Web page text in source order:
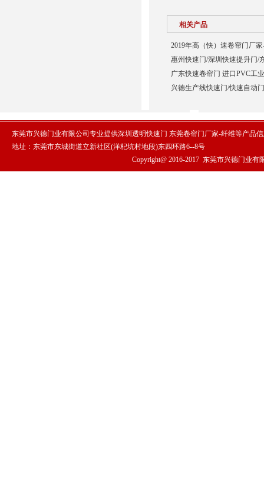
相关产品
2019年高（快）速卷帘门厂
惠州快速门/深圳快速提升门/
广东快速卷帘门 进口PVC工
兴德生产线快速门/快速自动
东莞市兴德门业有限公司专业提供深圳透明快速门 东莞卷帘门厂家-纤维等产品
地址：东莞市东城街道立新社区(洋杞坑村地段)东四环路6--8号
Copyright@ 2016-2017 东莞市兴德门业有